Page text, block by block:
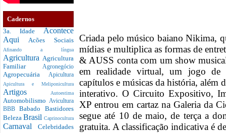
Cadernos
3a. Idade Acontece
Aqui Acões Sociais
Afinando a língua
Agricultura Agricultura
Familiar Agronegócio
Agropecuária Apicultura
Apicultura e Meliponicultura
Artigos Autoestima
Automobilismo Avicultura
BBBBabado Bastidores
Beleza Brasil Caprinocultura
Carnaval Celebridades
Criada pelo músico baiano Nikima,
mídias e multiplica as formas de
& AUSS conta com um show
em realidade virtual, um jogo de
capítulos e músicas da história,
interativo. O Circuito Expositivo,
XP entrou em cartaz na Galeria da
segue até 10 de maio, de terça a
gratuita. A classificação indicativa é